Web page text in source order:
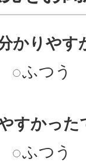
かりやす
ふつう
すかった
ふつう